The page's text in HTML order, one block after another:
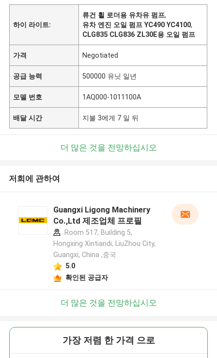
하이 라이트:
류건 휠 로더용 유차유 펌프,
유차 엔진 오일 펌프 YC490 YC4100,
CLG835 CLG836 ZL30E용 오일 펌프
가격 Negotiated
공급 능력 500000 유닛 일년
모델 번호 1AQ000-1011100A
배달 시간 지불 3에게 7 일 뒤
더 많은 것을 전망하십시오
저희에 관하여
Guangxi Ligong Machinery
Co.,Ltd 제조업체 프로필
Room 517, Building 5,
Hongxing Xintiandi, LiuZhou City,
Guangxi, China ,중국
5.0
확인된 공급자
더 많은 것을 전망하십시오
가장 저렴 한 가격 으로